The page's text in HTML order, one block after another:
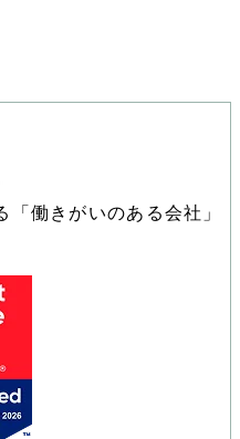
「働きがいのある会社」